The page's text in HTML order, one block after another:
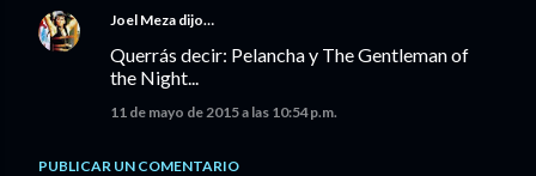
Joel Meza dijo…
Querrás decir: Pelancha y The Gentleman of
the Night...
11 de mayo de 2015 a las 10:54 p.m.
PUBLICAR UN COMENTARIO